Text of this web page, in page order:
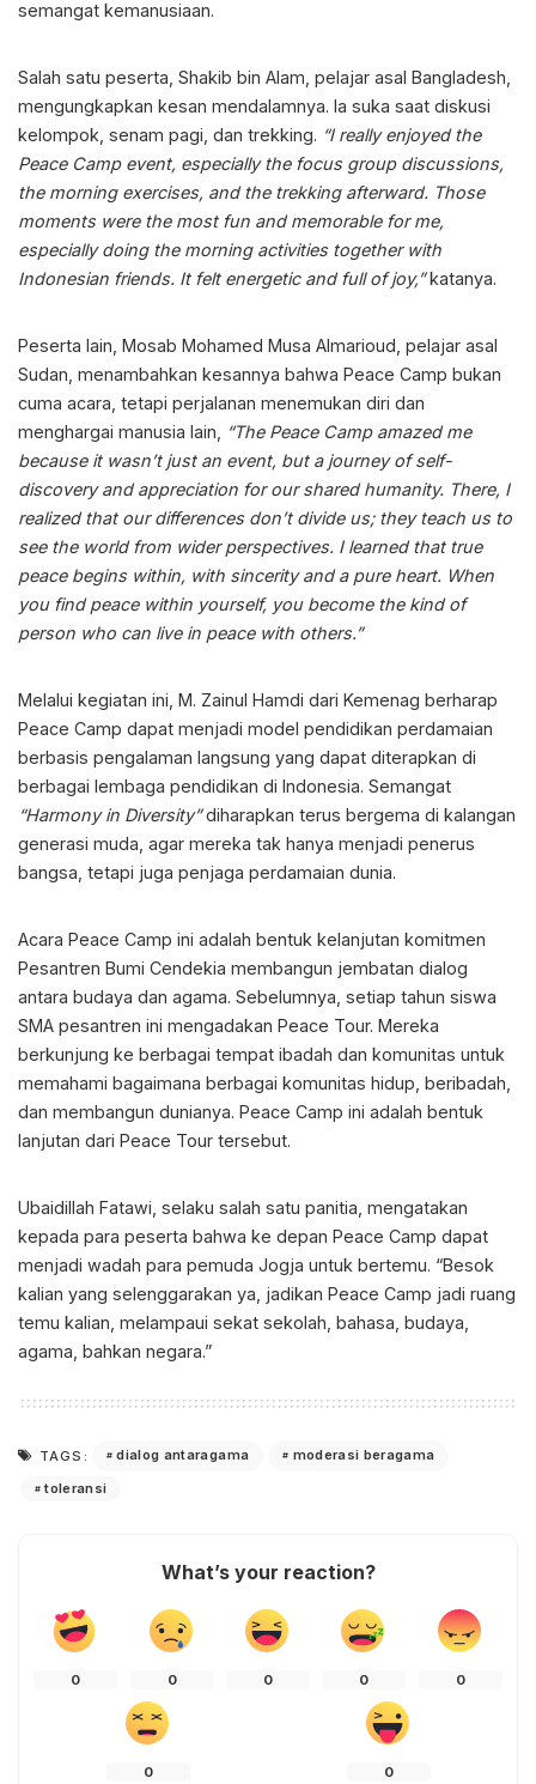
semangat kemanusiaan.
Salah satu peserta, Shakib bin Alam, pelajar asal Bangladesh,
mengungkapkan kesan mendalamnya. Ia suka saat diskusi
kelompok, senam pagi, dan trekking. “I really enjoyed the
Peace Camp event, especially the focus group discussions,
the morning exercises, and the trekking afterward. Those
moments were the most fun and memorable for me,
especially doing the morning activities together with
Indonesian friends. It felt energetic and full of joy,”katanya.
Peserta lain, Mosab Mohamed Musa Almarioud, pelajar asal
Sudan, menambahkan kesannya bahwa Peace Camp bukan
cuma acara, tetapi perjalanan menemukan diri dan
menghargai manusia lain,
“The Peace Camp amazed me
because it wasn’t just an event, but a journey of self-
discovery and appreciation for our shared humanity. There, I
realized that our differences don’t divide us; they teach us to
see the world from wider perspectives. I learned that true
peace begins within, with sincerity and a pure heart. When
you find peace within yourself, you become the kind of
person who can live in peace with others.”
Melalui kegiatan ini, M. Zainul Hamdi dari Kemenag berharap
Peace Camp dapat menjadi model pendidikan perdamaian
berbasis pengalaman langsung yang dapat diterapkan di
berbagai lembaga pendidikan di Indonesia. Semangat
“Harmony in Diversity”diharapkan terus bergema di kalangan
generasi muda, agar mereka tak hanya menjadi penerus
bangsa, tetapi juga penjaga perdamaian dunia.
Acara Peace Camp ini adalah bentuk kelanjutan komitmen
Pesantren Bumi Cendekia membangun jembatan dialog
antara budaya dan agama. Sebelumnya, setiap tahun siswa
SMA pesantren ini mengadakan Peace Tour. Mereka
berkunjung ke berbagai tempat ibadah dan komunitas untuk
memahami bagaimana berbagai komunitas hidup, beribadah,
dan membangun dunianya. Peace Camp ini adalah bentuk
lanjutan dari Peace Tour tersebut.
Ubaidillah Fatawi, selaku salah satu panitia, mengatakan
kepada para peserta bahwa ke depan Peace Camp dapat
menjadi wadah para pemuda Jogja untuk bertemu. “Besok
kalian yang selenggarakan ya, jadikan Peace Camp jadi ruang
temu kalian, melampaui sekat sekolah, bahasa, budaya,
agama, bahkan negara.”
TAGS: dialog antaragama
moderasi beragama
toleransi
What’s your reaction?
0 0 0 0 0
0 0